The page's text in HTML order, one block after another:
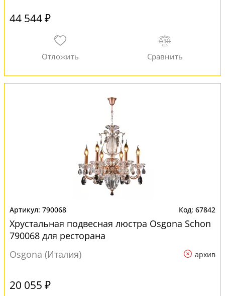
44 544 ₽
790068 67842
Хрустальная подвесная люстра Osgona Schon
790068 для ресторана
Osgona (Италия)
архив
20 055 ₽